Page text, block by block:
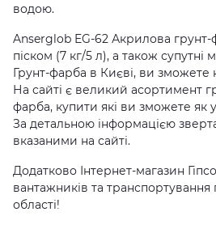
водою.
Anserglob EG-62 Акрилова
піском (7 кг/5 л), а також супутні
Грунт-фарба в Києві, ви зможете
На сайті є великий асортимент
фарба, купити які ви зможете як
За детальною інформацією
вказаними на сайті.
Додатково Інтернет-магазин
вантажників та транспортування
області!